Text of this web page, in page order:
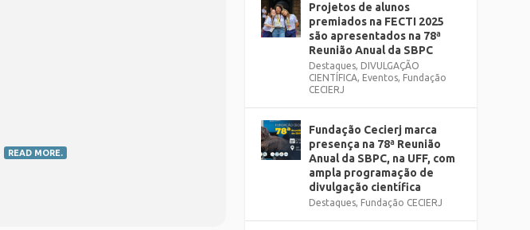
READ MORE.
Projetos de alunos
premiados na FECTI 2025
são apresentados na 78ª
Reunião Anual da SBPC
Destaques, DIVULGAÇÃO
CIENTÍFICA, Eventos, Fundação
CECIERJ
Fundação Cecierj marca
presença na 78ª Reunião
Anual da SBPC, na UFF, com
ampla programação de
divulgação científica
Destaques, Fundação CECIERJ